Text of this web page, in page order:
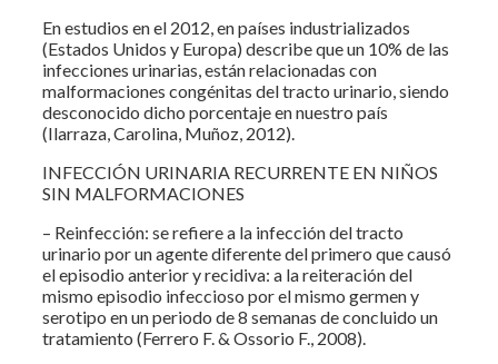
En estudios en el 2012, en países industrializados
(Estados Unidos y Europa) describe que un 10% de las
infecciones urinarias, están relacionadas con
malformaciones congénitas del tracto urinario, siendo
desconocido dicho porcentaje en nuestro país
(Ilarraza, Carolina, Muñoz, 2012).
INFECCIÓN URINARIA RECURRENTE EN NIÑOS
SIN MALFORMACIONES
– Reinfección: se refiere a la infección del tracto
urinario por un agente diferente del primero que causó
el episodio anterior y recidiva: a la reiteración del
mismo episodio infeccioso por el mismo germen y
serotipo en un periodo de 8 semanas de concluido un
tratamiento (Ferrero F. & Ossorio F., 2008).